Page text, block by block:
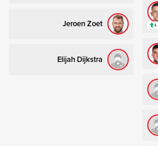
Jeroen Zoet
Elijah Dijkstra